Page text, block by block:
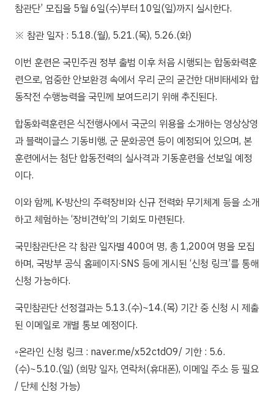
참관단’ 모집을 5월 6일(수)부터 10일(일)까지 실시한다.
※ 참관 일자 : 5.18.(월), 5.21.(목), 5.26.(화)
이번 훈련은 국민주권 정부 출범 이후 처음 시행되는 합동화력훈
련으로, 엄중한 안보환경 속에서 우리 군의 굳건한 대비태세와 합
동작전 수행능력을 국민께 보여드리기 위해 추진된다.
합동화력훈련은 식전행사에서 국군의 위용을 소개하는 영상상영
과 블랙이글스 기동비행, 군 문화공연 등이 예정되어 있으며, 본
훈련에서는 첨단 합동전력의 실사격과 기동훈련을 선보일 예정
이다.
이와 함께, K-방산의 주력장비와 신규 전력화 무기체계 등을 소개
하고 체험하는 ‘장비견학’의 기회도 마련된다.
국민참관단은 각 참관 일자별 400여 명, 총 1,200여 명을 모집
하며, 국방부 공식 홈페이지·SNS 등에 게시된 ‘신청 링크’를 통해
신청 가능하다.
국민참관단 선정결과는 5.13.(수)~14.(목) 기간 중 신청 시 제출
된 이메일로 개별 통보 예정이다.
◦온라인 신청 링크 : naver.me/x52ctdO9/ 기한 : 5.6.
(수)~5.10.(일) (희망 일자, 연락처(휴대폰), 이메일 주소 등 필요
/ 단체 신청 가능)